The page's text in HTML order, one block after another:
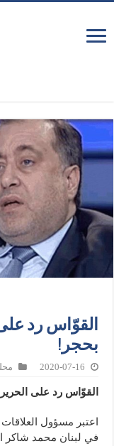
القوّاس رد
بحجر!
2020-07-16
القوّاس رد على
اعتبر مسؤول
في لبنان محمد شاكر